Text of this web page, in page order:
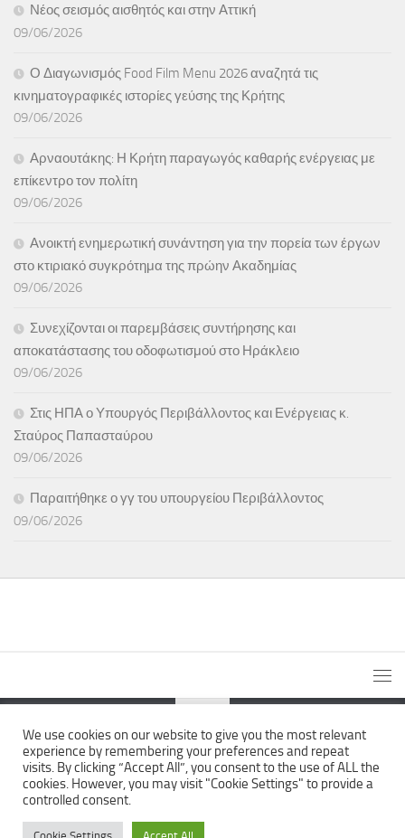
Νέος σεισμός αισθητός και στην Αττική
09/06/2026
Ο Διαγωνισμός Food Film Menu 2026 αναζητά τις
κινηματογραφικές ιστορίες γεύσης της Κρήτης
09/06/2026
Αρναουτάκης: Η Κρήτη παραγωγός καθαρής ενέργειας με
επίκεντρο τον πολίτη
09/06/2026
Ανοικτή ενημερωτική συνάντηση για την πορεία των έργων
στο κτιριακό συγκρότημα της πρώην Ακαδημίας
09/06/2026
Συνεχίζονται οι παρεμβάσεις συντήρησης και
αποκατάστασης του οδοφωτισμού στο Ηράκλειο
09/06/2026
Στις ΗΠΑ ο Υπουργός Περιβάλλοντος και Ενέργειας κ.
Σταύρος Παπασταύρου
09/06/2026
Παραιτήθηκε ο γγ του υπουργείου Περιβάλλοντος
09/06/2026
The News Wall © 2026. All Rights Reserved.
We use cookies on our website to give you the most relevant
experience by remembering your preferences and repeat
visits. By clicking “Accept All”, you consent to the use of ALL the
cookies. However, you may visit "Cookie Settings" to provide a
controlled consent.